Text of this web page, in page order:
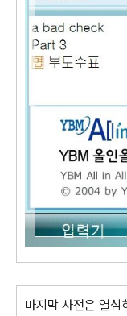
마지막 사전은 열심